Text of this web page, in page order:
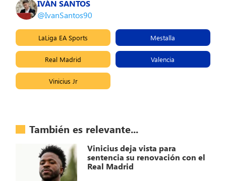
IVÁN SANTOS
@IvanSantos90
LaLiga EA Sports Mestalla
Real Madrid Valencia
Vinicius Jr
También es relevante...
Vinicius deja vista para
sentencia su renovación con el
Real Madrid